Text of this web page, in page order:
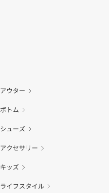
アウター
ボトム
シューズ
アクセサリー
キッズ
ライフスタイル